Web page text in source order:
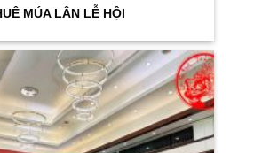
MÚA LÂN LỄ HỘI